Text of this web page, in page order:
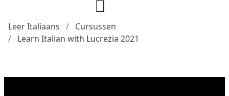
Leer Italiaans
Cursussen
Learn Italian with Lucrezia 2021